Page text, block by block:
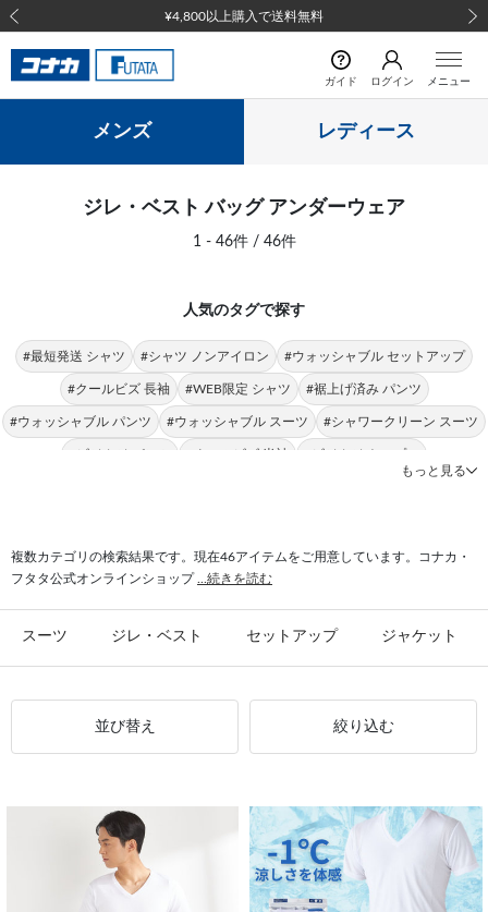
¥4,800以上購入で送料無料
前の画像
ガイド ログイン メニュー
メンズ レディース
ジレ・ベスト バッグ アンダーウェア
1 - 46件 / 46件
人気のタグで探す
#最短発送 シャツ #シャツ ノンアイロン #ウォッシャブル セットアップ
#クールビズ 長袖 #WEB限定 シャツ #裾上げ済み パンツ
#ウォッシャブル パンツ #ウォッシャブル スーツ #シャワークリーン スーツ
#ビジカジ パンツ #クールビズ 半袖 #ビジカジ トップス
#スーツ フォーマル
もっと見る
複数カテゴリの検索結果です。現在46アイテムをご用意しています。コナカ・
フタタ公式オンラインショップ
...続きを読む
スーツ ジレ・ベスト セットアップ ジャケット
並び替え 絞り込む